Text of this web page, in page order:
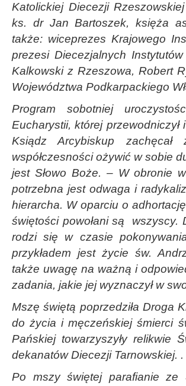
Katolickiej Diecezji
ks. dr Jan Bartoszek, księża
także: wiceprezes Krajowego
prezesi Diecezjalnych
Kalkowski z Rzeszowa, Robert
Województwa Podkarpackiego
Program sobotniej
Eucharystii, której przewodniczył
Ksiądz Arcybiskup
współczesności ożywić w sobie
jest Słowo Boże. – W obronie
potrzebna jest odwaga i
hierarcha. W oparciu o
świętości powołani są wszyscy.
rodzi się w czasie
przykładem jest życie św.
także uwagę na ważną i
zadania, jakie jej wyznaczył w
Mszę świętą poprzedziła Droga
do życia i męczeńskiej śmierci
Pańskiej towarzyszyły relikwie
dekanatów Diecezji Tarnowskiej. .
Po mszy świętej parafianie ze